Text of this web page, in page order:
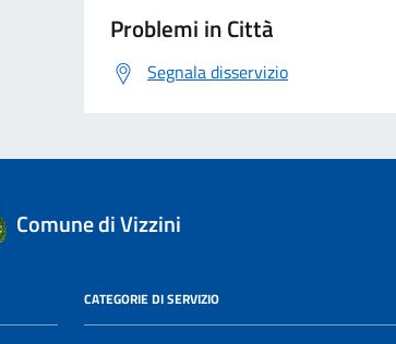
Problemi in Città
Segnala disservizio
Comune di Vizzini
CATEGORIE DI SERVIZIO